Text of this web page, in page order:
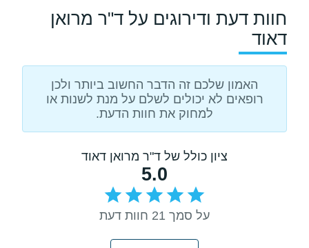
חוות דעת ודירוגים על ד"ר מרואן
דאוד
האמון שלכם זה הדבר החשוב ביותר ולכן
רופאים לא יכולים לשלם על מנת לשנות או
למחוק את חוות הדעת.
ציון כולל של ד"ר מרואן דאוד
5.0
על סמך 21 חוות דעת